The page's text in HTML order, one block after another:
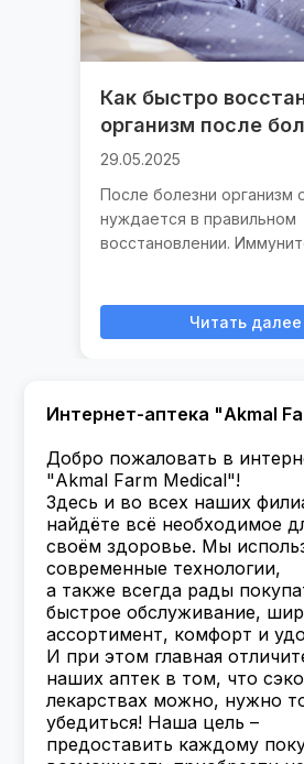
Как быстро
организм после
29.05.2025
После болезни организм
нуждается в правильном
восстановлении.
Читать далее
Интернет-аптека "Akmal
Добро пожаловать в
"Akmal Farm Medical"!
Здесь и во всех наших
найдёте всё необходимое
своём здоровье. Мы
современные технологии,
а также всегда рады
быстрое обслуживание,
ассортимент, комфорт и
И при этом главная
наших аптек в том, что
лекарствах можно, нужно
убедиться! Наша цель –
предоставить каждому